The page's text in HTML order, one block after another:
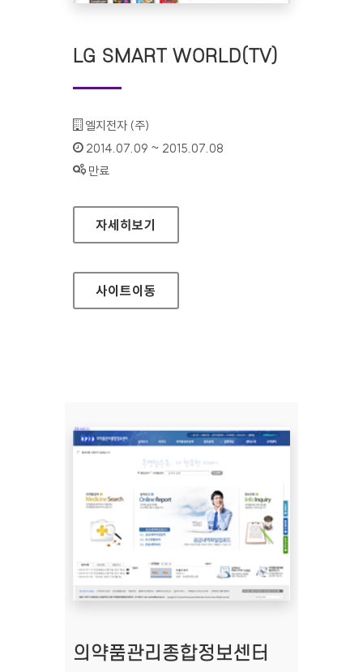
LG SMART WORLD(TV)
기관명 :
엘지전자 (주)
인증기간 :
2014.07.09 ~ 2015.07.08
상태 :
만료
LG SMART WORLD(TV)
자세히보기
사이트이동
의약품관리종합정보센터